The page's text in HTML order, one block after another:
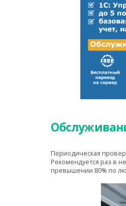
Периодическая
Рекомендуется раз в
превышении 80% по